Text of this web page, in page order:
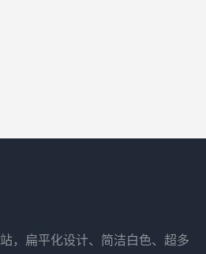
，扁平化设计、简洁白色、超多